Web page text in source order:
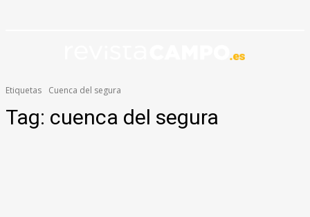
Etiquetas Cuenca del segura
Tag: cuenca del segura